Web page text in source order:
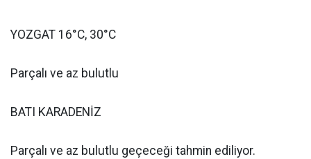
YOZGAT 16°C, 30°C
Parçalı ve az bulutlu
BATI KARADENİZ
Parçalı ve az bulutlu geçeceği tahmin ediliyor.